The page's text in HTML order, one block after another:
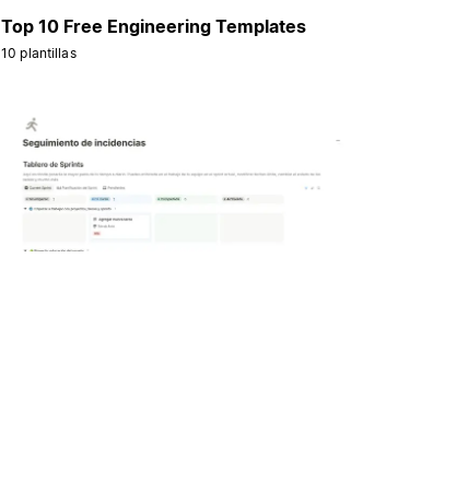
Top 10 Free Engineering Templates
10 plantillas